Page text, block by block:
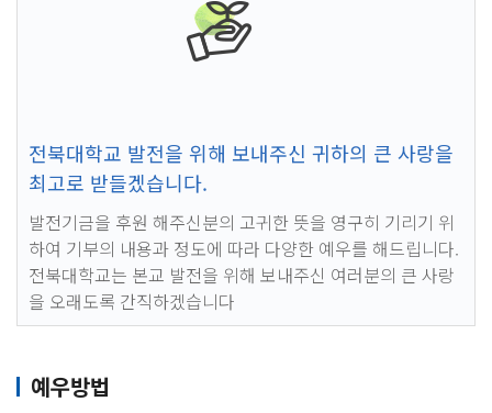
전북대학교 발전을 위해 보내주신 귀하의 큰 사랑을
최고로 받들겠습니다.
발전기금을 후원 해주신분의 고귀한 뜻을 영구히 기리기 위
하여 기부의 내용과 정도에 따라 다양한 예우를 해드립니다.
전북대학교는 본교 발전을 위해 보내주신 여러분의 큰 사랑
을 오래도록 간직하겠습니다
예우방법